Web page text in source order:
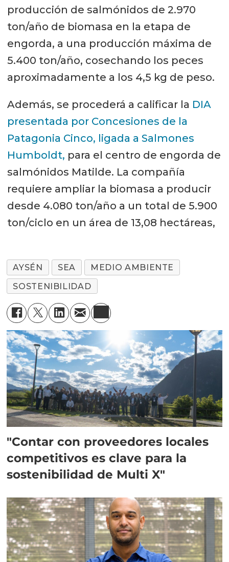
producción de salmónidos de 2.970
ton/año de biomasa en la etapa de
engorda, a una producción máxima de
5.400 ton/año, cosechando los peces
aproximadamente a los 4,5 kg de peso.
Además, se procederá a calificar la DIA
presentada por Concesiones de la
Patagonia Cinco, ligada a Salmones
Humboldt, para el centro de engorda de
salmónidos Matilde. La compañía
requiere ampliar la biomasa a producir
desde 4.080 ton/año a un total de 5.900
ton/ciclo en un área de 13,08 hectáreas,
AYSÉN SEA
MEDIO AMBIENTE
SOSTENIBILIDAD
"Contar con proveedores locales
competitivos es clave para la
sostenibilidad de Multi X"